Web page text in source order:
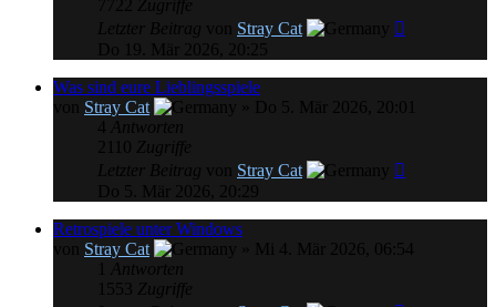
Stray Cat
Was sind eure Lieblingsspiele
Stray Cat
Stray Cat
Retrospiele unter Windows
Stray Cat